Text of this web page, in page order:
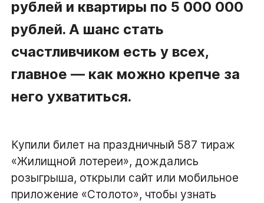
рублей и квартиры по 5 000 000
рублей. А шанс стать
счастливчиком есть у всех,
главное — как можно крепче за
него ухватиться.
Купили билет на праздничный 587 тираж
«Жилищной лотереи», дождались
розыгрыша, открыли сайт или мобильное
приложение «Столото», чтобы узнать